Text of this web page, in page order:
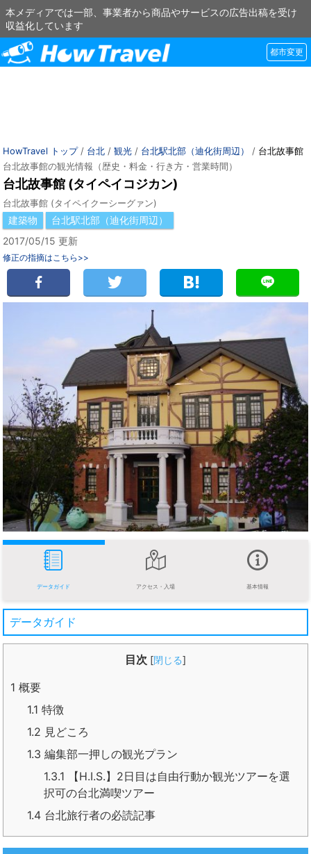
本メディアでは一部、事業者から商品やサービスの広告出稿を受け
収益化しています
都市変更
HowTravel トップ/ 台北 / 観光 / 台北駅北部（迪化街周辺） / 台北故事館
台北故事館の観光情報（歴史・料金・行き方・営業時間）
台北故事館 (タイペイコジカン)
台北故事館 (タイペイクーシーグァン)
建築物
台北駅北部（迪化街周辺）
2017/05/15 更新
修正の指摘はこちら>>
データガイド アクセス・入場 基本情報
データガイド
目次 [閉じる]
1 概要
1.1 特徴
1.2 見どころ
1.3 編集部一押しの観光プラン
1.3.1 【H.I.S.】2日目は自由行動か観光ツアーを選
択可の台北満喫ツアー
1.4 台北旅行者の必読記事